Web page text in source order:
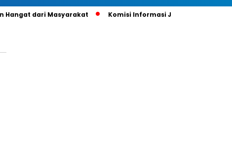
dari Masyarakat Komisi Informasi Jabar Kunjungi